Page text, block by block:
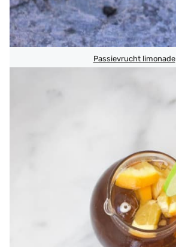
Passievrucht limonade